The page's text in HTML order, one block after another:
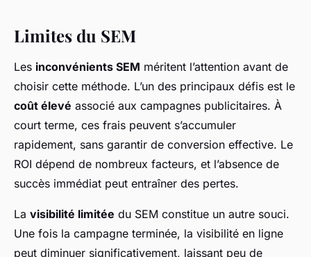
Limites du SEM
Les inconvénients SEM méritent l’attention avant de
choisir cette méthode. L’un des principaux défis est le
coût élevé associé aux campagnes publicitaires. À
court terme, ces frais peuvent s’accumuler
rapidement, sans garantir de conversion effective. Le
ROI dépend de nombreux facteurs, et l’absence de
succès immédiat peut entraîner des pertes.
La visibilité limitée du SEM constitue un autre souci.
Une fois la campagne terminée, la visibilité en ligne
peut diminuer significativement, laissant peu de